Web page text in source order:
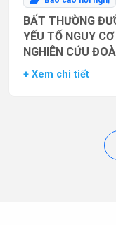
BẤT THƯỜNG
YẾU TỐ NGUY
NGHIÊN CỨU
+ Xem chi tiết